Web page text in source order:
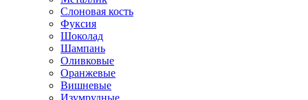
Слоновая кость
Фуксия
Шоколад
Шампань
Оливковые
Оранжевые
Вишневые
Изумрудные